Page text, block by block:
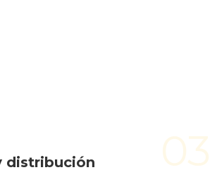
03
distribución